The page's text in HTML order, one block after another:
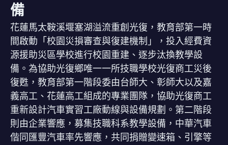
備
花蓮馬太鞍溪堰塞湖溢流重創光復，教育部第一時
間啟動「校園災損審查與復建機制」，投入經費資
源援助災區學校進行校園重建、逐步汰換教學設
備。為協助光復鄉唯一一所技職學校光復商工災後
復甦，教育部第一階段委由台師大、彰師大以及嘉
義高工、花蓮高工組成的專業團隊，協助光復商工
重新設計汽車實習工廠動線與設備規劃。第二階段
則由企業響應，募集技職科系教學設備，中華汽車
偕同匯豐汽車率先響應，共同捐贈變速箱、引擎等